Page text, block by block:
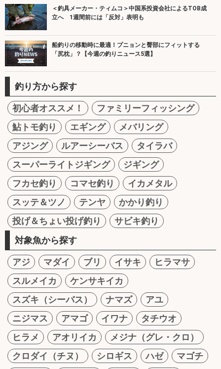
＜釣具メーカー・ティムコ＞中国系投資会社によるTOB成
立へ 1週間前には「反対」表明も
船釣りの移動時に最適！プニョンと臀部にフィットする
「尻枕」？【今週の釣りニュース5選】
釣り方から探す
初心者オススメ！
ファミリーフィッシング
鮎トモ釣り
エギング
メバリング
アジング
ルアーシーバス
タイラバ
スーパーライトジギング
ジギング
フカセ釣り
コマセ釣り
イカメタル
スッテ＆ツノ
テンヤ
かかり釣り
投げ＆ちょい投げ釣り
サビキ釣り
対象魚から探す
アジ マダイ ブリ イサキ
ヒラマサ
スルメイカ
ケンサキイカ
スズキ（シーバス）
ナマズ
アユ
ニジマス
アマゴ イワナ
タチウオ
ヒラメ
アオリイカ
メジナ（グレ・クロ）
クロダイ（チヌ）
シロギス ハゼ
マゴチ